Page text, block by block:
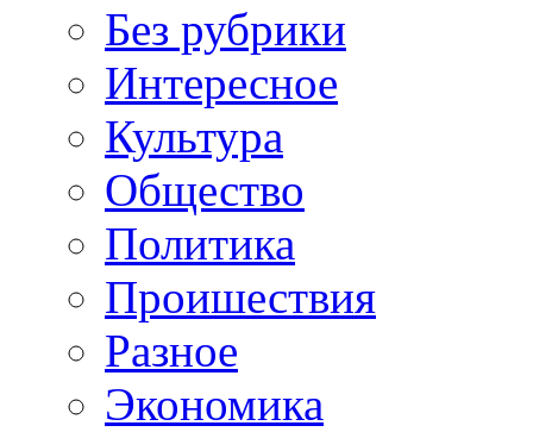
Без рубрики
Интересное
Культура
Общество
Политика
Проишествия
Разное
Экономика